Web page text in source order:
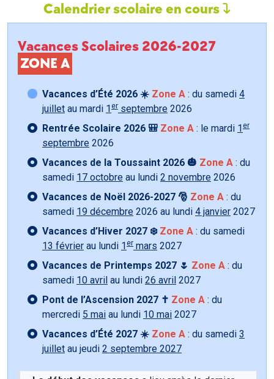
Calendrier scolaire en cours
Vacances Scolaires 2026-2027
ZONE A
Vacances d’Été 2026 ☀️ Zone A : du samedi 4
juillet au mardi 1 er septembre 2026
Rentrée Scolaire 2026 🎒 Zone A : le mardi 1 er
septembre 2026
Vacances de la Toussaint 2026 🎃 Zone A : du
samedi 17 octobre au lundi 2 novembre 2026
Vacances de Noël 2026-2027 🎅 Zone A : du
samedi 19 décembre 2026 au lundi 4 janvier 2027
Vacances d’Hiver 2027 ❄️ Zone A : du samedi
13 février au lundi 1 er mars 2027
Vacances de Printemps 2027 🌷 Zone A : du
samedi 10 avril au lundi 26 avril 2027
Pont de l’Ascension 2027 ✝️ Zone A : du
mercredi 5 mai au lundi 10 mai 2027
Vacances d’Été 2027 ☀️ Zone A : du samedi 3
juillet au jeudi 2 septembre 2027